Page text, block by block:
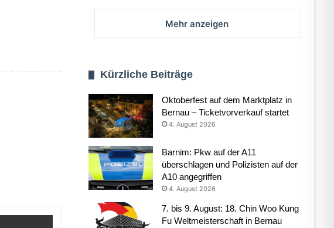
Teilen via E-Mail
Mehr anzeigen
Kürzliche Beiträge
Oktoberfest auf dem Marktplatz in
Bernau – Ticketvorverkauf startet
4. August 2026
Barnim: Pkw auf der A11
überschlagen und Polizisten auf der
A10 angegriffen
4. August 2026
7. bis 9. August: 18. Chin Woo Kung
Fu Weltmeisterschaft in Bernau